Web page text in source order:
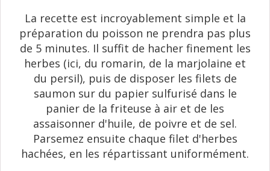
La recette est incroyablement simple et la
préparation du poisson ne prendra pas plus
de 5 minutes. Il suffit de hacher finement les
herbes (ici, du romarin, de la marjolaine et
du persil), puis de disposer les filets de
saumon sur du papier sulfurisé dans le
panier de la friteuse à air et de les
assaisonner d'huile, de poivre et de sel.
Parsemez ensuite chaque filet d'herbes
hachées, en les répartissant uniformément.